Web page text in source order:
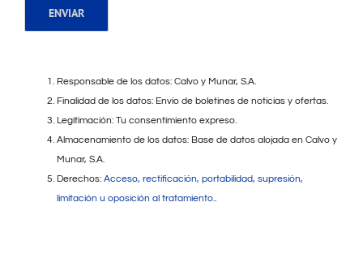
Responsable de los datos: Calvo y Munar, S.A.
Finalidad de los datos: Envío de boletines de noticias y ofertas.
Legitimación: Tu consentimiento expreso.
Almacenamiento de los datos: Base de datos alojada en Calvo y
Munar, S.A.
Derechos: Acceso, rectificación, portabilidad, supresión,
limitación u oposición al tratamiento..